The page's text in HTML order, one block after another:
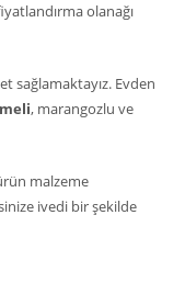
olanağı
sağlamaktayız. Evden
, marangozlu ve
malzeme
ivedi bir şekilde